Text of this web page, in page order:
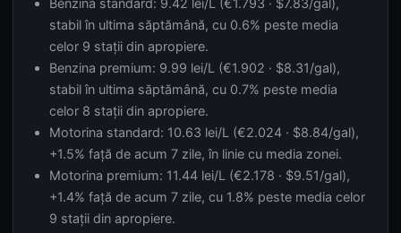
Benzina standard: 9.42 lei/L (€1.793 · $7.83/gal),
stabil în ultima săptămână, cu 0.6% peste media
celor 9 stații din apropiere.
Benzina premium: 9.99 lei/L (€1.902 · $8.31/gal),
stabil în ultima săptămână, cu 0.7% peste media
celor 8 stații din apropiere.
Motorina standard: 10.63 lei/L (€2.024 · $8.84/gal),
+1.5% față de acum 7 zile, în linie cu media zonei.
Motorina premium: 11.44 lei/L (€2.178 · $9.51/gal),
+1.4% față de acum 7 zile, cu 1.8% peste media celor
9 stații din apropiere.